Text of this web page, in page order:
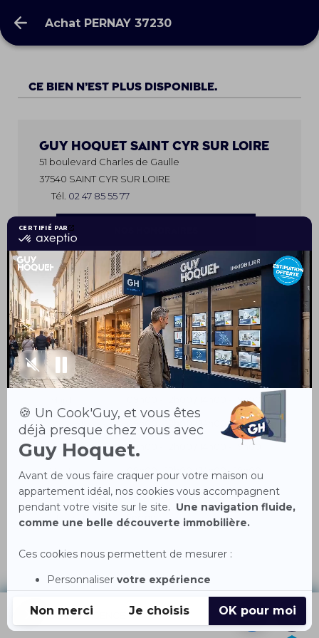
Achat PERNAY 37230
Achat PERNAY 37230
Ce bien n’est plus disponible.
Guy HoquetSAINT CYR SUR LOIRE
51 boulevard Charles de Gaulle
37540 SAINT CYR SUR LOIRE
Tél. 02 47 85 55 77
Votre conseiller
Arnaud MERLET, conseiller Guy Hoquet est à
votre disposition
Les horaires
Lundi 09h00 - 12h00 / 14h00 - 19h00
09h00 - 12h00 / 14h00 - 19h00
09h00 - 12h00 / 14h00 - 19h00
Jeudi 09h00 - 12h00 / 14h00 - 19h00
Vendredi 09h00 - 12h00 / 14h00 - 19h00
Samedi 09h00 - 12h00
Dimanche Fermé
A PROPOS DE L'AGENCE